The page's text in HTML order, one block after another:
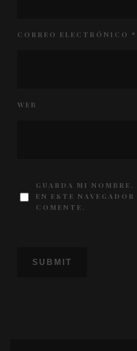
CORREO ELECTRÓNICO *
WEB
GUARDA MI
EN ESTE
COMENTE.